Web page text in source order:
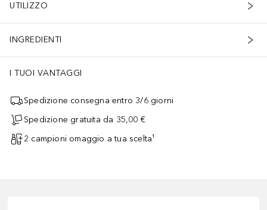
UTILIZZO
INGREDIENTI
I TUOI VANTAGGI
Spedizione consegna entro 3/6 giorni
Spedizione gratuita da 35,00 €
2 campioni omaggio a tua scelta¹